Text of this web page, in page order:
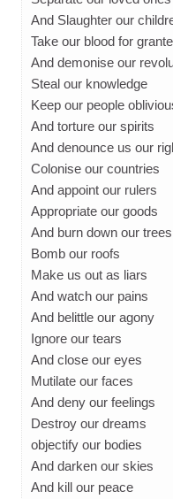
And Slaughter our
Take our blood for
And demonise our
Steal our knowledge
Keep our people
And torture our spirits
And denounce us our
Colonise our countries
And appoint our rulers
Appropriate our goods
And burn down our trees
Bomb our roofs
Make us out as liars
And watch our pains
And belittle our agony
Ignore our tears
And close our eyes
Mutilate our faces
And deny our feelings
Destroy our dreams
objectify our bodies
And darken our skies
And kill our peace